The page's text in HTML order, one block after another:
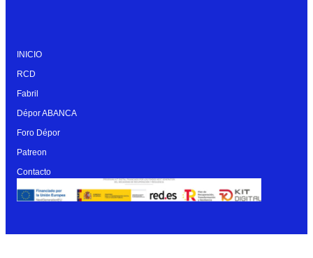
INICIO
RCD
Fabril
Dépor ABANCA
Foro Dépor
Patreon
Contacto